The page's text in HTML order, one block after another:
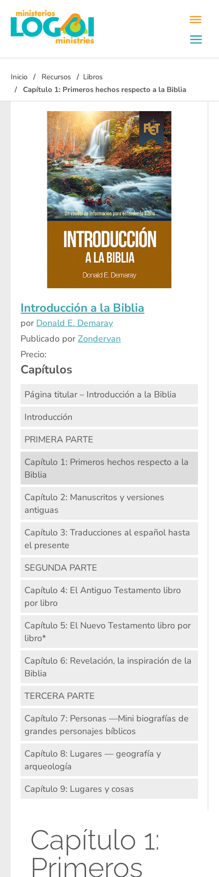
Inicio Recursos
Libros
Capítulo 1: Primeros hechos respecto a la Biblia
Introducción a la Biblia
por Donald E. Demaray
Publicado porZondervan
Precio:
Capítulos
Página titular – Introducción a la Biblia
Introducción
PRIMERA PARTE
Capítulo 1: Primeros hechos respecto a la
Biblia
Capítulo 2: Manuscritos y versiones
antiguas
Capítulo 3: Traducciones al español hasta
el presente
SEGUNDA PARTE
Capítulo 4: El Antiguo Testamento libro
por libro
Capítulo 5: El Nuevo Testamento libro por
libro*
Capítulo 6: Revelación, la inspiración de la
Biblia
TERCERA PARTE
Capítulo 7: Personas —Mini biografías de
grandes personajes bíblicos
Capítulo 8: Lugares — geografía y
arqueología
Capítulo 9: Lugares y cosas
Capítulo 1:
Primeros